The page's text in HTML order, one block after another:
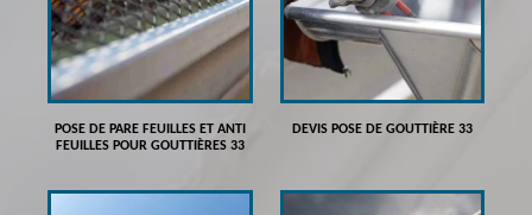
POSE DE PARE FEUILLES ET ANTI
FEUILLES POUR GOUTTIÈRES 33
DEVIS POSE DE GOUTTIÈRE 33